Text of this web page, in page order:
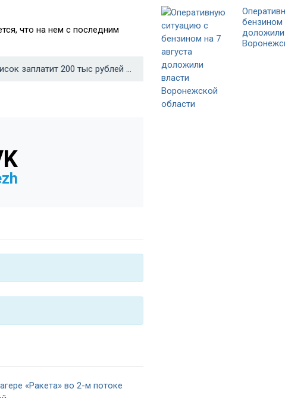
что на нем с последним
Жительница Лисок заплатит 200 тыс рублей за фиктивную регистрацию 16 иностранцев →
бензином
доложили